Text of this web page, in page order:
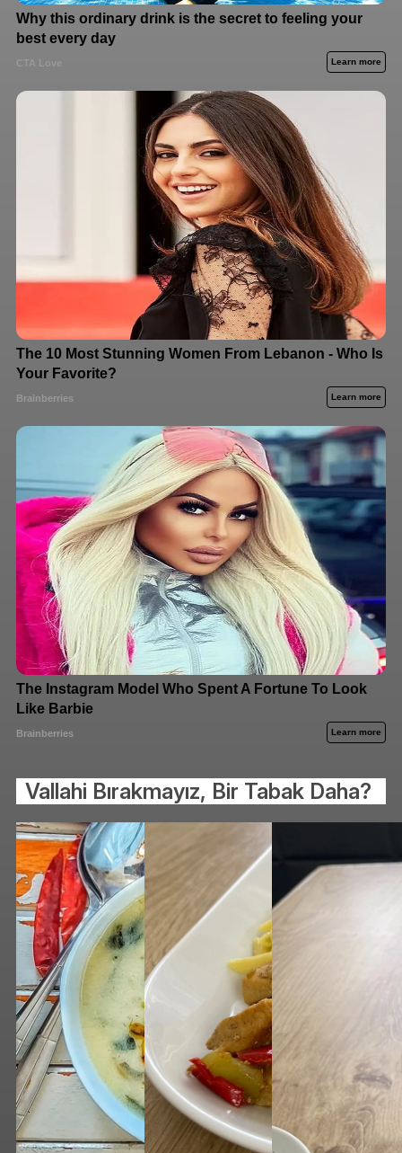
Vallahi Bırakmayız, Bir Tabak Daha?